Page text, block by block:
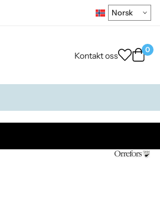
Kontakt oss
0